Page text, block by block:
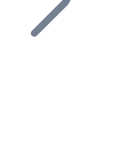
ecosistema.
rivenditori e
progetto al nostro servizio di